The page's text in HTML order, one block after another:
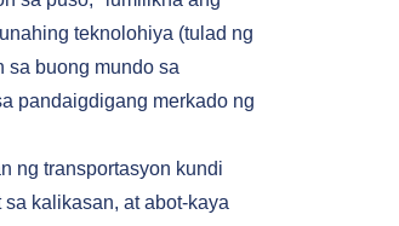
teknolohiya (tulad ng
sa buong mundo sa
pandaigdigang merkado ng
ng transportasyon kundi
kalikasan, at abot-kaya